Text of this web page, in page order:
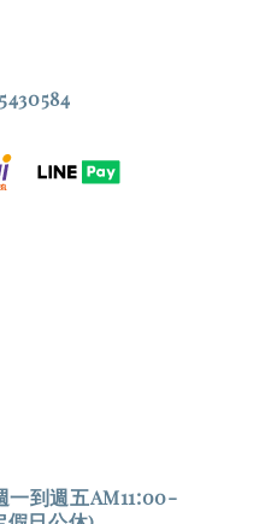
一到週五AM11:00-